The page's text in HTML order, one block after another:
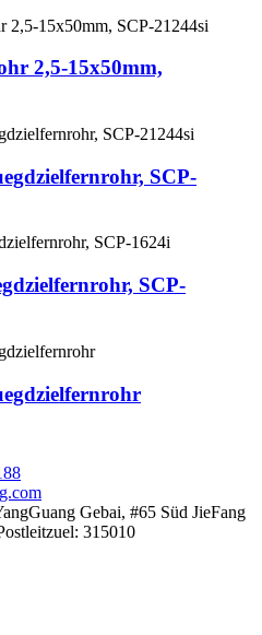
2,5-15x50mm,
SCP-
SCP-
Gebai, #65 Süd JieFang
315010